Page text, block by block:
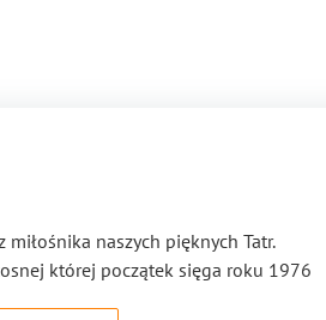
miłośnika naszych pięknych Tatr.
której początek sięga roku 1976